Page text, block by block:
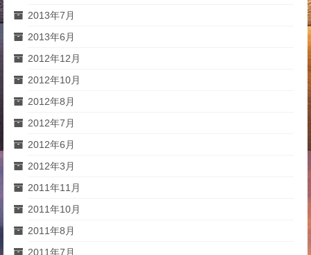
2013年7月
2013年6月
2012年12月
2012年10月
2012年8月
2012年7月
2012年6月
2012年3月
2011年11月
2011年10月
2011年8月
2011年7月